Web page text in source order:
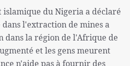
islamique du Nigeria a déclaré
l'extraction de mines a
dans la région de l'Afrique de
et les gens meurent
n'aide pas à fournir des